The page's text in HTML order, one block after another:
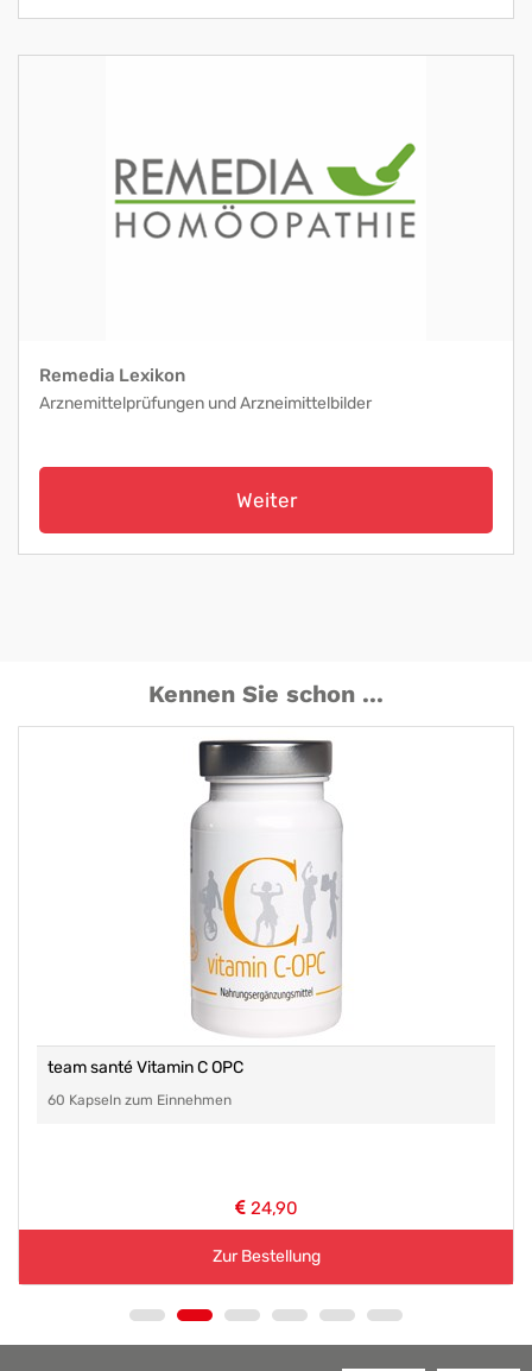
Remedia Lexikon
Arznemittelprüfungen und Arzneimittelbilder
Weiter
Kennen Sie schon ...
team santé Vitamin C OPC
60 Kapseln zum Einnehmen
24,90
Zur Bestellung